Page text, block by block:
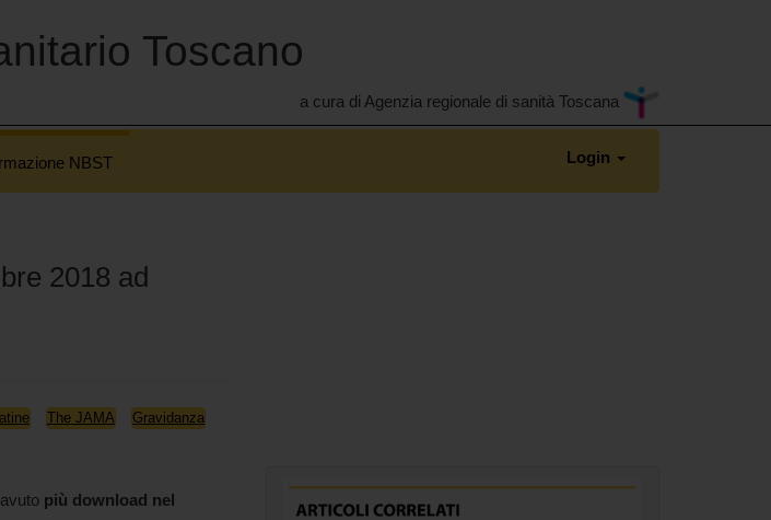
Toscano
a cura di Agenzia regionale di sanità Toscana
NBST Login
2018 ad
The JAMA
Gravidanza
più download nel